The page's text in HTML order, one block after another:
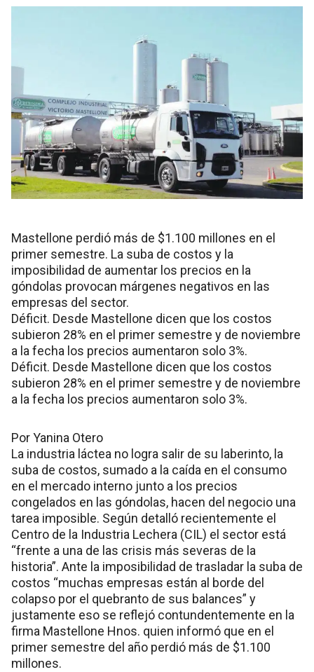
Mastellone perdió más de $1.100 millones en el
primer semestre. La suba de costos y la
imposibilidad de aumentar los precios en la
góndolas provocan márgenes negativos en las
empresas del sector.
Déficit. Desde Mastellone dicen que los costos
subieron 28% en el primer semestre y de noviembre
a la fecha los precios aumentaron solo 3%.
Déficit. Desde Mastellone dicen que los costos
subieron 28% en el primer semestre y de noviembre
a la fecha los precios aumentaron solo 3%.
Por Yanina Otero
La industria láctea no logra salir de su laberinto, la
suba de costos, sumado a la caída en el consumo
en el mercado interno junto a los precios
congelados en las góndolas, hacen del negocio una
tarea imposible. Según detalló recientemente el
Centro de la Industria Lechera (CIL) el sector está
“frente a una de las crisis más severas de la
historia”. Ante la imposibilidad de trasladar la suba de
costos “muchas empresas están al borde del
colapso por el quebranto de sus balances” y
justamente eso se reflejó contundentemente en la
firma Mastellone Hnos. quien informó que en el
primer semestre del año perdió más de $1.100
millones.